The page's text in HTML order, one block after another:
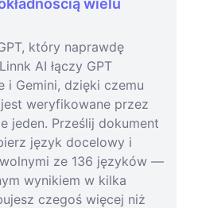
wielu
który naprawdę
AI łączy GPT
i Gemini, dzięki czemu
weryfikowane przez
jeden. Prześlij dokument
język docelowy i
ze 136 języków —
wynikiem w kilka
czegoś więcej niż